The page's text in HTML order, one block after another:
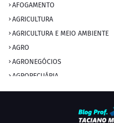
AFOGAMENTO
AGRICULTURA
AGRICULTURA E MEIO AMBIENTE
AGRO
AGRONEGÓCIOS
AGROPECUÁRIA
AMBIENTE
ANIVERSÁRIO DA CIDADE